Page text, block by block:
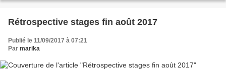
Rétrospective stages fin août 2017
Publié le 11/09/2017 à 07:21
Par marika